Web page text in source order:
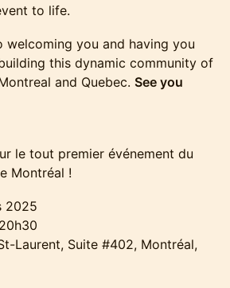
to life.
you and having you
this dynamic community of
and Quebec. See you
le tout premier événement du
Montréal !
2025
Laurent, Suite #402, Montréal,